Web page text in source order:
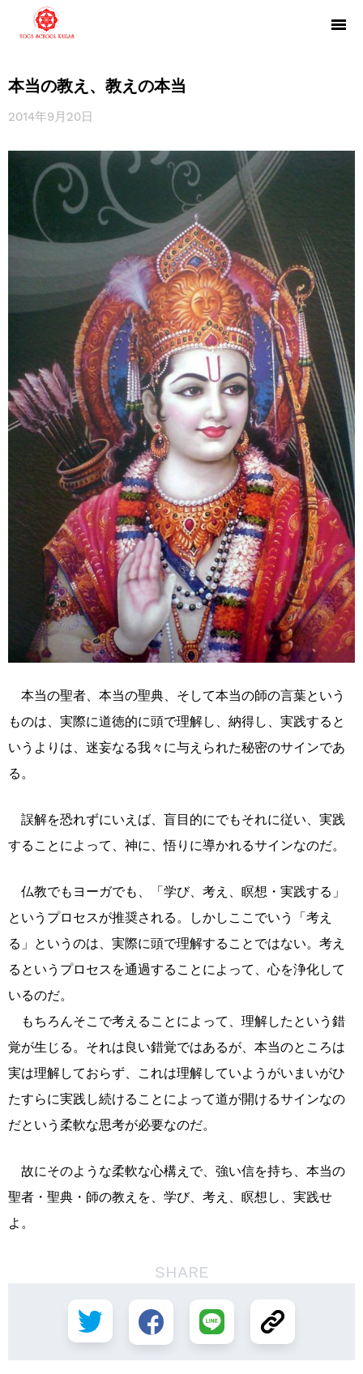
本当の教え、教えの本当
2014年9月20日
本当の聖者、本当の聖典、そして本当の師の言葉という
ものは、実際に道徳的に頭で理解し、納得し、実践すると
いうよりは、迷妄なる我々に与えられた秘密のサインであ
る。
誤解を恐れずにいえば、盲目的にでもそれに従い、実践
することによって、神に、悟りに導かれるサインなのだ。
仏教でもヨーガでも、「学び、考え、瞑想・実践する」
というプロセスが推奨される。しかしここでいう「考え
る」というのは、実際に頭で理解することではない。考え
るというプロセスを通過することによって、心を浄化して
いるのだ。
もちろんそこで考えることによって、理解したという錯
覚が生じる。それは良い錯覚ではあるが、本当のところは
実は理解しておらず、これは理解していようがいまいがひ
たすらに実践し続けることによって道が開けるサインなの
だという柔軟な思考が必要なのだ。
故にそのような柔軟な心構えで、強い信を持ち、本当の
聖者・聖典・師の教えを、学び、考え、瞑想し、実践せ
よ。
SHARE